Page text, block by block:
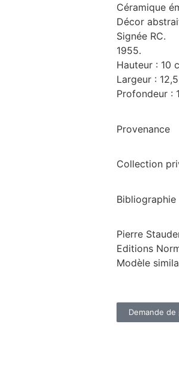
Céramique
Décor
Signée RC.
1955.
Hauteur : 10
Largeur :
Profondeur :
Provenance
Collection
Bibliographie
Pierre
Editions
Modèle
Demande de